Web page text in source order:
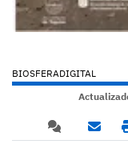
BIOSFERADIGITAL